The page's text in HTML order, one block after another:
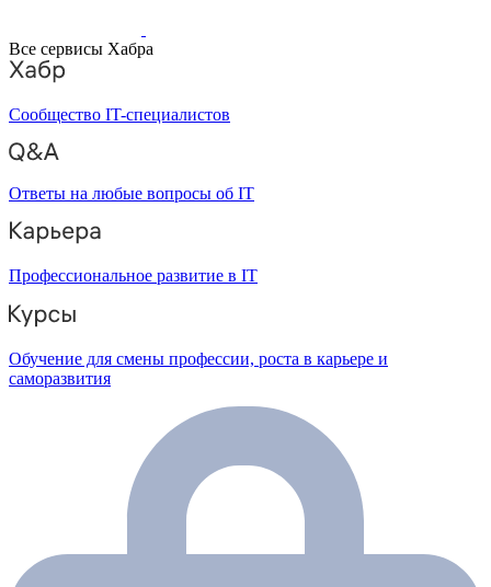
Все сервисы Хабра
Сообщество IT-специалистов
Ответы на любые вопросы об IT
Профессиональное развитие в IT
Обучение для смены профессии, роста в карьере и
саморазвития